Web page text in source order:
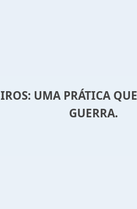
UMA PRÁTICA
GUERRA.